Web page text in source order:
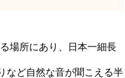
場所にあり、日本一細長
など自然な音が聞こえる半